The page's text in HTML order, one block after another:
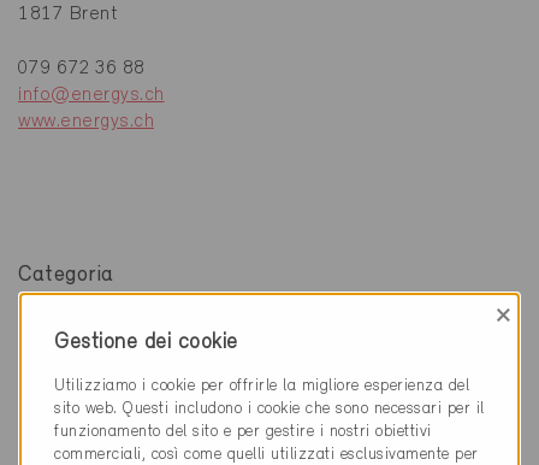
1817 Brent
079 672 36 88
info@energys.ch
www.energys.ch
Categoria
Elettricità / Pianificazione energetica / Automazione
Ventilazione e climatizzazione / Sanitario
Gestione dei cookie
×
Utilizziamo i cookie per offrirle la migliore esperienza del
sito web. Questi includono i cookie che sono necessari per il
funzionamento del sito e per gestire i nostri obiettivi
commerciali, così come quelli utilizzati esclusivamente per